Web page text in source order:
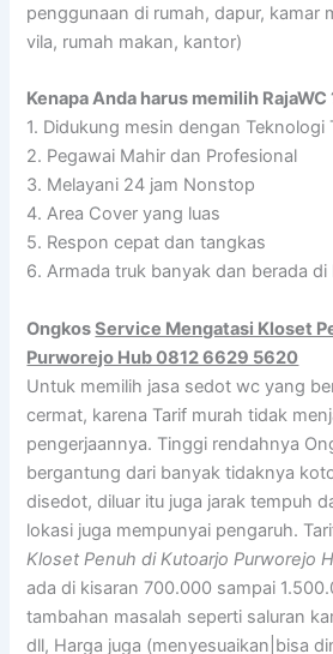
penggunaan di rumah, dapur, kamar
vila, rumah makan, kantor)
Kenapa Anda harus memilih RajaWC
1. Didukung mesin dengan Teknologi
2. Pegawai Mahir dan Profesional
3. Melayani 24 jam Nonstop
4. Area Cover yang luas
5. Respon cepat dan tangkas
6. Armada truk banyak dan berada di
OngkosService Mengatasi Kloset
Purworejo Hub 0812 6629 5620
Untuk memilih jasa sedot wc yang
cermat, karena Tarif murah tidak
pengerjaannya. Tinggi rendahnya
bergantung dari banyak tidaknya
disedot, diluar itu juga jarak tempuh
lokasi juga mempunyai pengaruh.
Kloset Penuh di Kutoarjo Purworejo
ada di kisaran 700.000 sampai
tambahan masalah seperti saluran
dll, Harga juga (menyesuaikan|bisa